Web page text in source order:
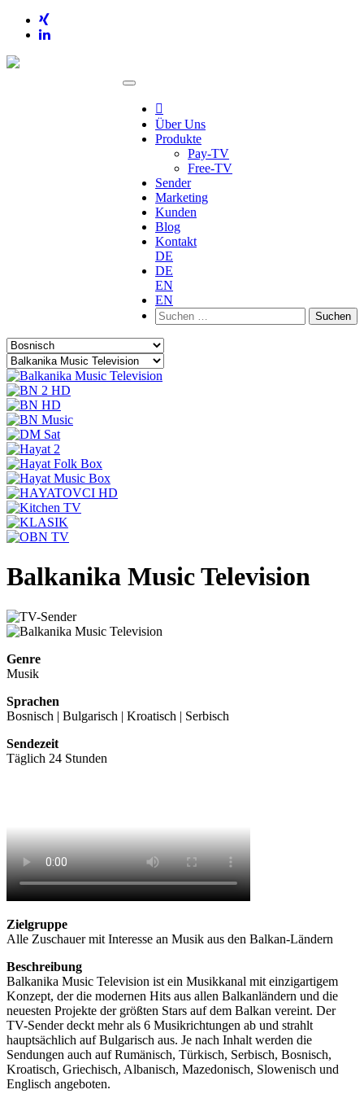

Über Uns
Produkte
Pay-TV
Free-TV
Sender
Marketing
Kunden
Blog
Kontakt
DE
DE
EN
EN
Suchen
nach:
Balkanika Music Television
Genre
Musik
Sprachen
Bosnisch | Bulgarisch | Kroatisch | Serbisch
Sendezeit
Täglich 24 Stunden
Zielgruppe
Alle Zuschauer mit Interesse an Musik aus den Balkan-Ländern
Beschreibung
Balkanika Music Television ist ein Musikkanal mit einzigartigem
Konzept, der die modernen Hits aus allen Balkanländern und die
neuesten Projekte der größten Stars auf dem Balkan vereint. Der
TV-Sender deckt mehr als 6 Musikrichtungen ab und strahlt
hauptsächlich auf Bulgarisch aus. Je nach Inhalt werden die
Sendungen auch auf Rumänisch, Türkisch, Serbisch, Bosnisch,
Kroatisch, Griechisch, Albanisch, Mazedonisch, Slowenisch und
Englisch angeboten.